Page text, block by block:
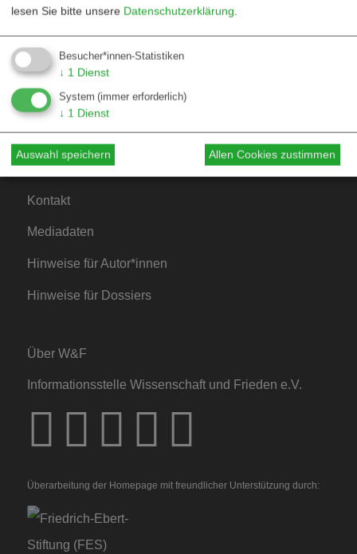
Dossierarchiv
Blog
Bestellen
Fördern
Jubiläum 40 Jahre
Kontakt
Mediadaten
Hinweise für Autor*innen
Hinweise für Dossiers
Über W&F
Informationsstelle Wissenschaft und Frieden e.V.
Überarbeitung der Homepage mit freundlicher Unterstützung durch:
lesen Sie bitte unsere Datenschutzerklärung.
Besucher*innen-Statistiken
↓ 1 Dienst
System (immer erforderlich)
↓ 1 Dienst
Auswahl speichern Allen Cookies zustimmen